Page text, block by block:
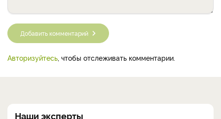
Добавить комментарий
Авторизуйтесь , чтобы отслеживать комментарии.
Наши эксперты